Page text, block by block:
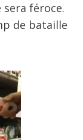
féroce.
de bataille